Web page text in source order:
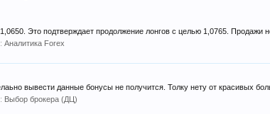
Это подтверждает продолжение лонгов с целью 1,0765. Продажи
Аналитика Forex
вывести данные бонусы не получится. Толку нету от красивых
Выбор брокера (ДЦ)